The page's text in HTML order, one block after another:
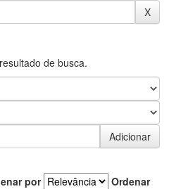
de busca.
por
Ordenar